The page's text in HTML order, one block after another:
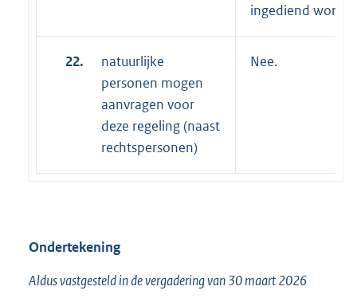
ingediend
22.
natuurlijke
personen mogen
aanvragen voor
deze regeling (naast
rechtspersonen)
Nee.
Ondertekening
Aldus vastgesteld in de vergadering van 30 maart 2026